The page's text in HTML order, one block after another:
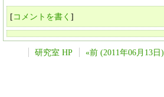
[コメントを書く ]
研究室 HP «前 (2011年06月13日)